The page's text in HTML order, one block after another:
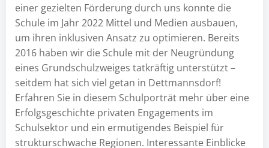
einer gezielten Förderung durch uns konnte die
Schule im Jahr 2022 Mittel und Medien ausbauen,
um ihren inklusiven Ansatz zu optimieren. Bereits
2016 haben wir die Schule mit der Neugründung
eines Grundschulzweiges tatkräftig unterstützt –
seitdem hat sich viel getan in Dettmannsdorf!
Erfahren Sie in diesem Schulporträt mehr über eine
Erfolgsgeschichte privaten Engagements im
Schulsektor und ein ermutigendes Beispiel für
strukturschwache Regionen. Interessante Einblicke